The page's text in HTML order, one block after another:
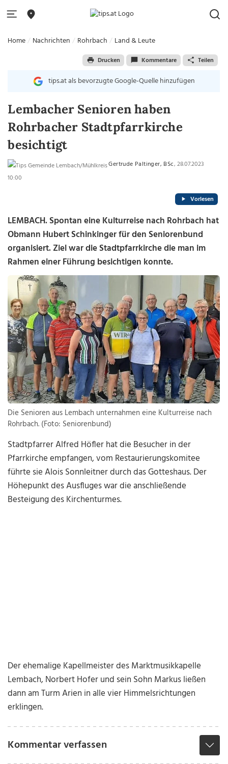
Home Nachrichten Rohrbach Land & Leute
Drucken Kommentare Teilen
tips.at als bevorzugte Google-Quelle hinzufügen
Lembacher Senioren haben
Rohrbacher Stadtpfarrkirche
besichtigt
Gertrude Paltinger, BSc, 28.07.2023
10:00
Vorlesen
LEMBACH.Spontan eine Kulturreise nach Rohrbach hat
Obmann Hubert Schinkinger für den Seniorenbund
organisiert. Ziel war die Stadtpfarrkirche die man im
Rahmen einer Führung besichtigen konnte.
Die Senioren aus Lembach unternahmen eine Kulturreise nach
Rohrbach. (Foto: Seniorenbund)
Stadtpfarrer Alfred Höfler hat die Besucher in der
Pfarrkirche empfangen, vom Restaurierungskomitee
führte sie Alois Sonnleitner durch das Gotteshaus. Der
Höhepunkt des Ausfluges war die anschließende
Besteigung des Kirchenturmes.
Der ehemalige Kapellmeister des Marktmusikkapelle
Lembach, Norbert Hofer und sein Sohn Markus ließen
dann am Turm Arien in alle vier Himmelsrichtungen
erklingen.
Kommentar verfassen